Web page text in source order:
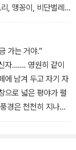
, 맹꽁이, 비단벌레,
에 붙어 있었다.
야. 이곳에 이사 온
어……. 누구 탓을 해
가는 거야.”
자……. 영원히 같이
에 남겨 두고 자기 자
으로 넓은 평야가 펼
경은 천천히 지나갔
라고 했는데, 글쎄.